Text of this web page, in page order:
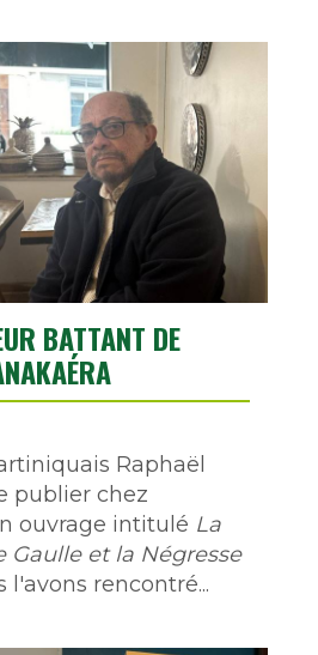
BATTANT DE
Raphaël
publier chez
ouvrage intitulé La
Gaulle et la Négresse
l'avons rencontré...